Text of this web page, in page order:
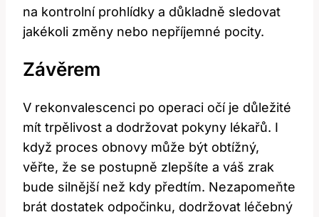
na kontrolní prohlídky a důkladně sledovat
‌jakékoli změny nebo nepříjemné pocity.
Závěrem
V rekonvalescenci po operaci očí je ⁣důležité
mít trpělivost a dodržovat pokyny lékařů.​ I
když proces obnovy⁢ může být obtížný,
věřte, že se postupně zlepšíte​ a ⁣váš ​zrak
bude silnější než kdy předtím. Nezapomeňte
‍brát dostatek odpočinku, dodržovat léčebný